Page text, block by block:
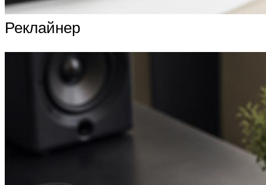
Реклайнер